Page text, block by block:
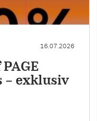
16.07.2026
– exklusiv